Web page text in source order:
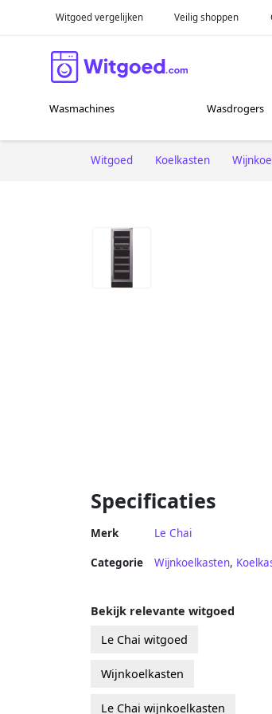
Witgoed vergelijken Veilig shoppen
Wasmachines Wasdrogers
Witgoed Koelkasten
Specificaties
Merk Le Chai
Categorie Wijnkoelkasten,
Bekijk relevante witgoed
Le Chai witgoed
Wijnkoelkasten
Le Chai wijnkoelkasten